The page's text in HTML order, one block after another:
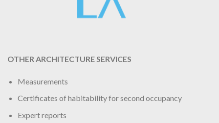
OTHER ARCHITECTURE SERVICES
Measurements
Certificates of habitability for second occupancy
Expert reports